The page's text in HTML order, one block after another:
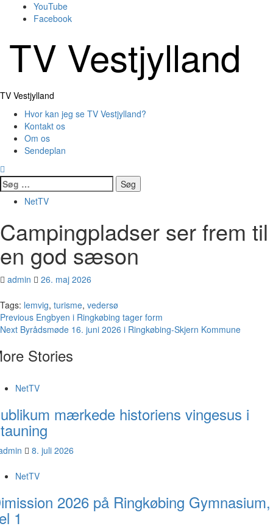
YouTube
Facebook
TV Vestjylland
Primary
TV Vestjylland
Hvor kan jeg se TV Vestjylland?
Kontakt os
Om os
Sendeplan
Søg
efter:
NetTV
Campingpladser ser frem til
en god sæson
admin 26. maj 2026
Tags: lemvig, turisme, vedersø
Continue
Reading
Previous Engbyen i Ringkøbing tager form
Next Byrådsmøde 16. juni 2026 i Ringkøbing-Skjern Kommune
Stories
NetTV
mærkede historiens vingesus i
8. juli 2026
NetTV
2026 på Ringkøbing Gymnasium,
1